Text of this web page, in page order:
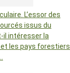
L’essor des
issus du
il intéresser la
les pays forestiers